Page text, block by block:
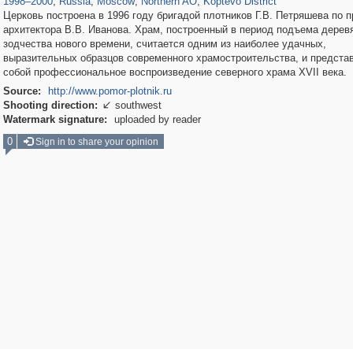
Церковь построена в 1996 году бригадой плотников Г.В. Петряшева по
архитектора В.В. Иванова. Храм, построенный в период подъема
зодчества нового времени, считается одним из наиболее удачных,
выразительных образцов современного храмостроительства, и
собой профессиональное воспроизведение северного храма XVII века.
Source:
http://www.pomor-plotnik.ru
Shooting direction:  southwest
Watermark signature:
uploaded by reader
0
Sign in to share your opinion